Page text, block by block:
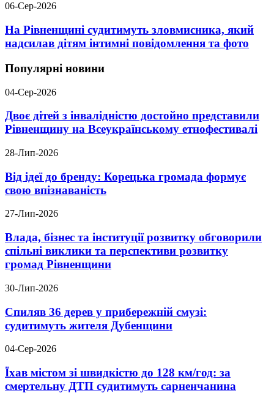
06-Сер-2026
На Рівненщині судитимуть зловмисника, який
надсилав дітям інтимні повідомлення та фото
Популярні новини
04-Сер-2026
Двоє дітей з інвалідністю достойно представили
Рівненщину на Всеукраїнському етнофестивалі
28-Лип-2026
Від ідеї до бренду: Корецька громада формує
свою впізнаваність
27-Лип-2026
Влада, бізнес та інституції розвитку обговорили
спільні виклики та перспективи розвитку
громад Рівненщини
30-Лип-2026
Спиляв 36 дерев у прибережній смузі:
судитимуть жителя Дубенщини
04-Сер-2026
Їхав містом зі швидкістю до 128 км/год: за
смертельну ДТП судитимуть сарненчанина